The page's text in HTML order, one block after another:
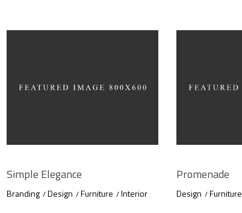
Simple Elegance
Branding Design Furniture Interior
Promenade
Design Furniture